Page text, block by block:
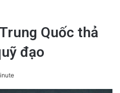
Quốc thả
đạo